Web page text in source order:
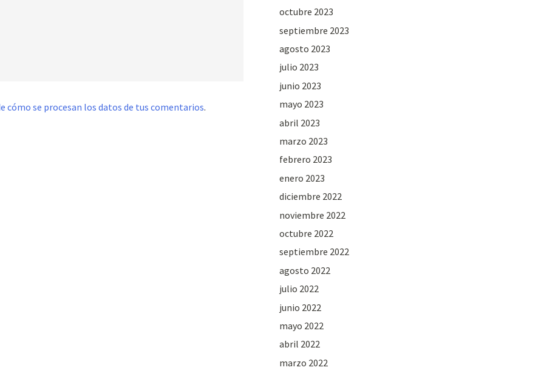
cómo se procesan los datos de tus comentarios.
octubre 2023
septiembre 2023
agosto 2023
julio 2023
junio 2023
mayo 2023
abril 2023
marzo 2023
febrero 2023
enero 2023
diciembre 2022
noviembre 2022
octubre 2022
septiembre 2022
agosto 2022
julio 2022
junio 2022
mayo 2022
abril 2022
marzo 2022